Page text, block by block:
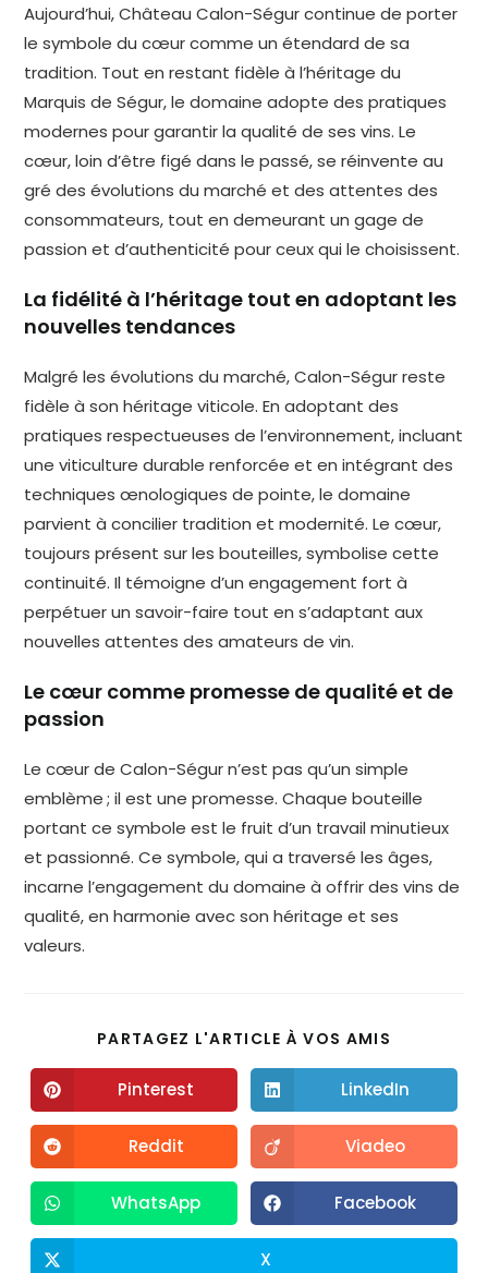
Aujourd’hui, Château Calon-Ségur continue de porter
le symbole du cœur comme un étendard de sa
tradition. Tout en restant fidèle à l’héritage du
Marquis de Ségur, le domaine adopte des pratiques
modernes pour garantir la qualité de ses vins. Le
cœur, loin d’être figé dans le passé, se réinvente au
gré des évolutions du marché et des attentes des
consommateurs, tout en demeurant un gage de
passion et d’authenticité pour ceux qui le choisissent.
La fidélité à l’héritage tout en adoptant les
nouvelles tendances
Malgré les évolutions du marché, Calon-Ségur reste
fidèle à son héritage viticole. En adoptant des
pratiques respectueuses de l’environnement, incluant
une viticulture durable renforcée et en intégrant des
techniques œnologiques de pointe, le domaine
parvient à concilier tradition et modernité. Le cœur,
toujours présent sur les bouteilles, symbolise cette
continuité. Il témoigne d’un engagement fort à
perpétuer un savoir-faire tout en s’adaptant aux
nouvelles attentes des amateurs de vin.
Le cœur comme promesse de qualité et de
passion
Le cœur de Calon-Ségur n’est pas qu’un simple
emblème ; il est une promesse. Chaque bouteille
portant ce symbole est le fruit d’un travail minutieux
et passionné. Ce symbole, qui a traversé les âges,
incarne l’engagement du domaine à offrir des vins de
qualité, en harmonie avec son héritage et ses
valeurs.
PARTAGEZ L'ARTICLE À VOS AMIS
Pinterest LinkedIn
Reddit Viadeo
WhatsApp Facebook
X